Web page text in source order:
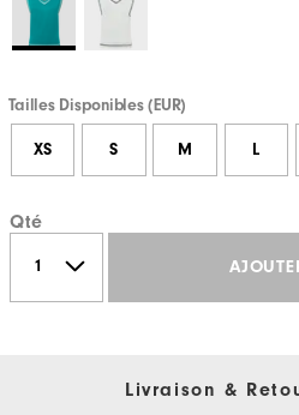
Tailles Disponibles (EUR)
XS S M L
Qté
Livraison &